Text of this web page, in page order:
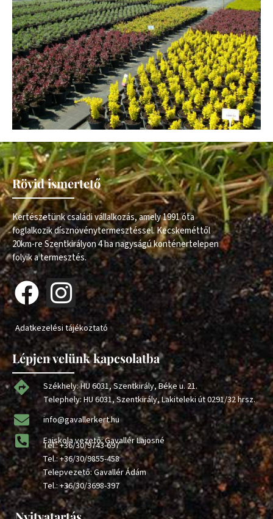
Rövid ismertető
Kertészetünk családi vállalkozás, amely 1991 óta
foglalkozik dísznövénytermesztéssel. Kecskeméttől
20km-re Szentkirályon 4 ha nagyságú konténertelepen
folyik a termesztés.
Adatkezelési tájékoztató
Lépjen velünk kapcsolatba
Székhely: HU 6031, Szentkirály, Béke u. 21.
Telephely: HU 6031, Szentkirály, Lakiteleki út 0291/32 hrsz.
info@gavallerkert.hu
Faiskola vezető: Gavallér Lajosné
Tel.:+36/30/9743-697
Tel.:+36/30/9855-458
Telepvezető: Gavallér Ádám
Tel.:+36/30/3698-397